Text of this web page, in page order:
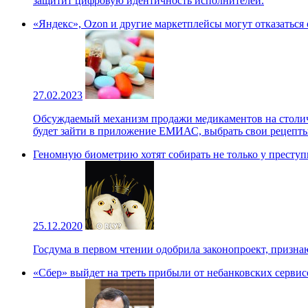
«Яндекс», Ozon и другие маркетплейсы могут
27.02.2023
Обсуждаемый механизм продажи медикаментов на
будет зайти в приложение ЕМИАС, выбрать свои
Геномную биометрию хотят собирать не только у
25.12.2020
Госдума в первом чтении одобрила законопроект,
«Сбер» выйдет на треть прибыли от небанковских